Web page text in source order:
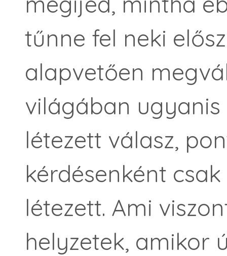
tűnne fel neki
alapvetően
világában
létezett válasz,
kérdésenként csak
létezett. Ami
helyzetek, amikor